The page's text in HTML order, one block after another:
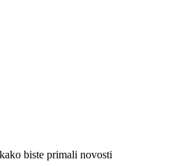
biste primali novosti